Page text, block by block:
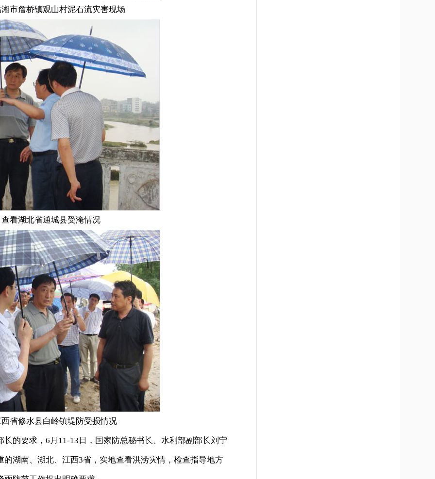
市詹桥镇观山村泥石流灾害现场
北省通城县受淹情况
修水县白岭镇堤防受损情况
要求，6月11-13日，国家防总秘书长、水利部副部长刘宁
湖南、湖北、江西3省，实地查看洪涝灾情，检查指导地方